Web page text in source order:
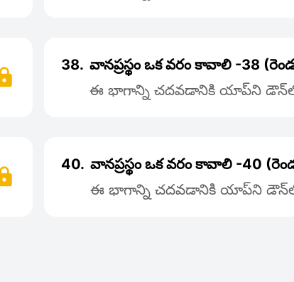
38. వానప్రస్థం ఒక వరం కావాలి -38
ఈ భాగాన్ని చదవడానికి యాప్‌ని
40. వానప్రస్థం ఒక వరం కావాలి -40
ఈ భాగాన్ని చదవడానికి యాప్‌ని